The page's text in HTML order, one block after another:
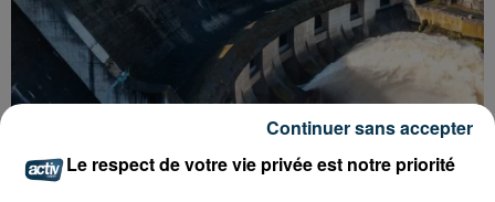
Le respect de votre vie privée est notre priorité
Continuer sans accepter